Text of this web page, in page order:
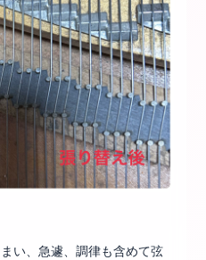
い、急遽、調律も含めて弦